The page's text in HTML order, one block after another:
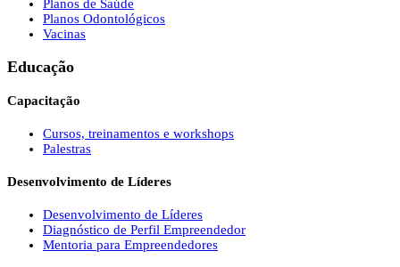
Planos de Saúde
Planos Odontológicos
Vacinas
Educação
Capacitação
Cursos, treinamentos e workshops
Palestras
Desenvolvimento de Líderes
Desenvolvimento de Líderes
Diagnóstico de Perfil Empreendedor
Mentoria para Empreendedores